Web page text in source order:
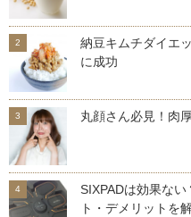
納豆キムチダイエ
に成功
丸顔さん必見！肉
SIXPADは効果な
ト・デメリットを